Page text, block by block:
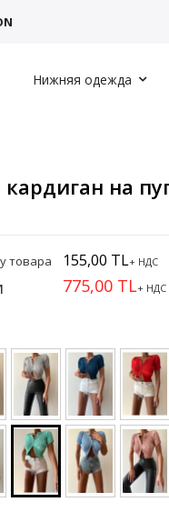
Нижняя одежда
на
товара 155,00 TL+ НДС
775,00 TL+ НДС